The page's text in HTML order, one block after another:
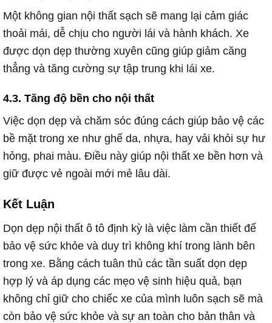
Một không gian nội thất sạch sẽ mang lại cảm giác
thoải mái, dễ chịu cho người lái và hành khách. Xe
được dọn dẹp thường xuyên cũng giúp giảm căng
thẳng và tăng cường sự tập trung khi lái xe.
4.3. Tăng độ bền cho nội thất
Việc dọn dẹp và chăm sóc đúng cách giúp bảo vệ các
bề mặt trong xe như ghế da, nhựa, hay vải khỏi sự hư
hỏng, phai màu. Điều này giúp nội thất xe bền hơn và
giữ được vẻ ngoài mới mẻ lâu dài.
Kết Luận
Dọn dẹp nội thất ô tô định kỳ là việc làm cần thiết để
bảo vệ sức khỏe và duy trì không khí trong lành bên
trong xe. Bằng cách tuân thủ các tần suất dọn dẹp
hợp lý và áp dụng các mẹo vệ sinh hiệu quả, bạn
không chỉ giữ cho chiếc xe của mình luôn sạch sẽ mà
còn bảo vệ sức khỏe và sự an toàn cho bản thân và